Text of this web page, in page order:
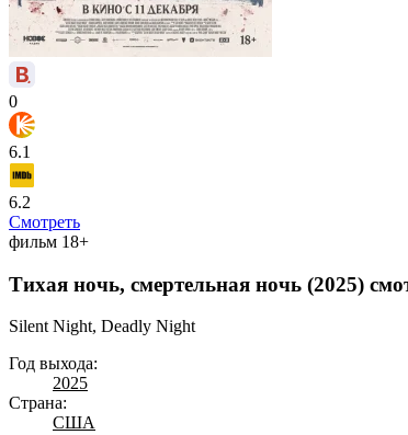
0
6.1
6.2
Смотреть
фильм 18+
Тихая ночь, смертельная ночь (2025)
Silent Night, Deadly Night
Год выхода:
2025
Страна:
США